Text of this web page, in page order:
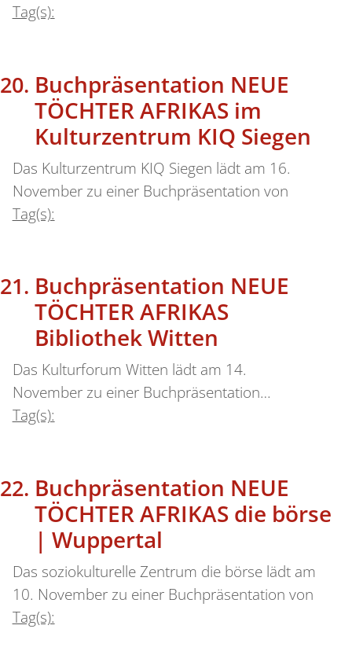
Tag(s):
Buchpräsentation NEUE
TÖCHTER AFRIKAS im
Kulturzentrum KIQ Siegen
Das Kulturzentrum KIQ Siegen lädt am 16.
November zu einer Buchpräsentation von
Tag(s):
Buchpräsentation NEUE
TÖCHTER AFRIKAS
Bibliothek Witten
Das Kulturforum Witten lädt am 14.
November zu einer Buchpräsentation…
Tag(s):
Buchpräsentation NEUE
TÖCHTER AFRIKAS die börse
| Wuppertal
Das soziokulturelle Zentrum die börse lädt am
10. November zu einer Buchpräsentation von
Tag(s):